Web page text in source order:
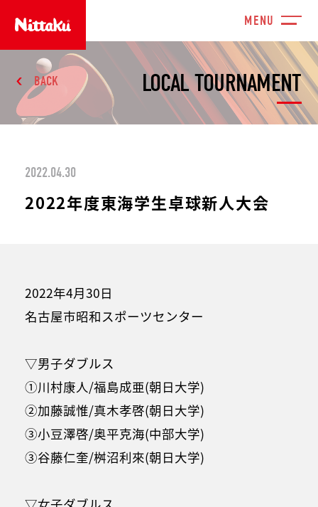
LOCAL TOURNAMENT
BACK
2022.04.30
2022年度東海学生卓球新人大会
2022年4月30日
名古屋市昭和スポーツセンター
▽男子ダブルス
①川村康人/福島成亜(朝日大学)
②加藤誠惟/真木孝啓(朝日大学)
③小豆澤啓/奥平克海(中部大学)
③谷藤仁奎/桝沼利來(朝日大学)